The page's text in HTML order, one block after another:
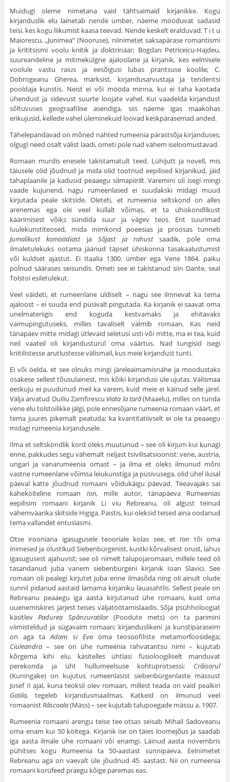
Muidugi oleme nimetana vaid tähtsaimaid kirjanikke. Kogu
kirjanduslik elu lainetab nende ümber, näeme mööduvat sadasid
teisi, kes kogu liikumist kaasa teevad. Nende keskelt eralduvad: T i t u
Maiorescu, „Junimea” (Nooruse), niinimetet saksapärase romantismi
ja krititsismi voolu kriitik ja doktrinäär; Bogdan Petriceicu-Hajdeu,
suureandeline ja mitmekülgne ajaloolane ja kirjanik, kes eelmisele
voolule vastu raius ja eesõigusi lubas prantsuse koolile; C.
Dobrogeanu Gherea, marksist, kirjandusarvustaja ja tendentsi
pooldaja kunstis. Neist ei või mööda minna, kui ei taha kaotada
ühendust ja sidevust suurte loojate vahel. Kui vaadelda kirjandust
sõltuvuses geograafilise asendiga, siis näeme igas maakohas
erikujusid, kellede vahel üleminekuid loovad keskpärasemad anded.
Tähelepandavad on mõned nähted rumeenia pärastsõja kirjanduses;
olgugi need osalt välist laadi, ometi pole nad vähem iseloomustavad.
Romaan murdis enesele takistamatult teed. Lühijutt ja novell, mis
täiusele olid jõudnud ja mida olid tootnud eepilised kirjanikud, jäid
tahaplaanile ja kadusid peaaegu silmapiirilt. Varemini oli isegi mingi
vaade kujunend, nagu rumeenlased ei suudakski midagi muud
kirjutada peale skitside. Oleteti, et rumeenia seltskond on alles
arenemas ega ole veel küllalt võimas, et ta ühiskondlikust
käärimisest võiks sündida suur ja vägev teos. Ent suurimad
luulekunstiteosed, mida inimkond poeesias ja proosas tunneb
Jumalikust komöödiast jaSõjast ja rahustsaadik, pole oma
ilmaletulekuks ootama jäänud täpset ühiskonna tasakaalustumist
või kuldset ajastut. Ei Itaalia 1300. ümber ega Vene 1864. paiku
polnud säärases seisundis. Ometi see ei takistanud siin Dante, seal
Tolstoi esiletulekut.
Veel väideti, et rumeenlane üldiselt – nagu see ilmnevat ka tema
ajaloost – ei suuda end püsivalt pingutada. Ka kirjanik ei saavat oma
unelmateriigis end koguda kestvamaks ja ehitavaks
vaimupingutuseks, milles tavaliselt valmib romaan. Kas neid
tänapäev mitte midagi ütlevaid seletusi usti või mitte, ma ei tea, kuid
neil vaateil oli kirjandusturul oma väärtus. Nad tungisid isegi
kriitilistesse arutlustesse välismail, kus meie kirjandust tunti.
Ei või öelda, et see olnuks mingi järeleaimamisnähe ja moodustaks
osakese sellest tõusulainest, mis kõiki kirjandusi üle ujutas. Välismaa
eeskuju ei puudunud meil ka varem, kuid meie ei käinud selle järel.
Välja arvatud Duiliu Zamfirescu Viata la tară(Maaelu), milles on tunda
vene elu tolstoilikke jälgi, pole ennesõjane rumeenia romaan väärt, et
tema juures pikemalt peatuda; ka kvantitatiivselt ei ole ta peaaegu
midagi rumeenia kirjandusele.
Ilma et seltskondlik kord oleks muutunud – see oli kirjum kui kunagi
enne, pakkudes segu vähemalt neljast tsivilisatsioonist: vene, austria,
ungari ja vanarumeenia omast – ja ilma et oleks ilmunud mõni
vastne rumeenlane võimsa leiukunstiga ja püsivusega, olid ühel ilusal
päeval katte jõudnud romaani võidukäigu päevad. Teeavajaks sai
kaheköiteline romaan Ion, mille autor, tänapäeva Rumeenias
eepilisim romaani kirjanik Li viu Rebreanu, oli algust teinud
vähemväarika skitside Higiga. Paistis, kui oleksid teised aina oodanud
tema vallandet entusiasmi.
Otse irooniana igasugusele teooriale kolas see, etIon tõi oma
inimesed ja olustikud Siebenbürgenist, kustki kõrvalisest orust, lahus
igasugusest ajahuvist; see oli nimelt talupojaromaan, millele teed oli
tasandanud juba vanem siebenbürgeni kirjanik Ioan Slavici. See
romaan oli pealegi kirjutet juba enne ilmasõda ning oli ainult olude
sunnil pidanud aastaid lamama kirjaniku lauasahtlis. Sellest peale on
Rebreanu peaaegu iga aasta kirjutanud ühe romaani, kuid oma
uuenemiskires järjest teises väljatöötamislaadis. Sõja psühholoogiat
käsitlevPadurea Spănzuratilor (Poodute mets) on ta parimini
viimisteldud ja sügavaim romaan; kirjanduslikeni ja kunstipäraseim
on aga taAdam si Eva oma teosoofiliste metamorfoosidega;
Ciuleandra – see on ühe rumeenia rahvatantsu nimi – kujutab
kõrgema kihi elu, käsitelles ühtlasi füsioloogiliselt manduvat
perekonda ja üht hullumeelsuse kohtuprotsessi; Crăisorul
(Kuningake) on kujutus rumeenlasist siebenbürgenlaste mässust
Josef II ajal, kuna teoksil olev romaan, millest teada on vaid pealkiri
Gotila,tegeleb kirjandusmaailmas. Katkeid on ilmunud veel
romaanistRăscoala(Mäss) – see kujutab talupoegade mässu a. 1907.
Rumeenia romaani arengu teise tee otsas seisab Mihail Sadoveanu
oma enam kui 50 köitega. Kirjanik ise on täies loomejõus ja saadab
iga aasta ilmale ühe romaani või enamgi. Läinud aasta novembris
pühitses kogu Rumeenia ta 50-aastast sünnipäeva. Eelnimetet
Rebreanu aga on vaevalt üle jõudnud 45. aastast. Nii on rumeenia
romaani korüfeed praegu kõige paremas eas.